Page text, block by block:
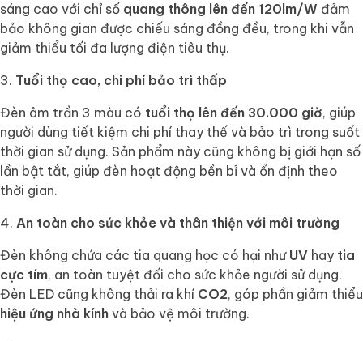
sáng cao với chỉ số quang thông lên đến 120lm/W đảm
bảo không gian được chiếu sáng đồng đều, trong khi vẫn
giảm thiểu tối đa lượng điện tiêu thụ.
Tuổi thọ cao, chi phí bảo trì thấp
Đèn âm trần 3 màu có tuổi thọ lên đến 30.000 giờ, giúp
người dùng tiết kiệm chi phí thay thế và bảo trì trong suốt
thời gian sử dụng. Sản phẩm này cũng không bị giới hạn số
lần bật tắt, giúp đèn hoạt động bền bỉ và ổn định theo
thời gian.
An toàn cho sức khỏe và thân thiện với môi trường
Đèn không chứa các tia quang học có hại như UV hay tia
cực tím, an toàn tuyệt đối cho sức khỏe người sử dụng.
Đèn LED cũng không thải ra khí CO2, góp phần giảm thiểu
hiệu ứng nhà kính và bảo vệ môi trường.